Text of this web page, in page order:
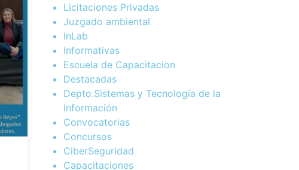
Licitaciones Privadas
Juzgado ambiental
InLab
Informativas
Escuela de Capacitacion
Destacadas
Depto.Sistemas y Tecnología de la
Información
Convocatorias
Concursos
CiberSeguridad
Capacitaciones